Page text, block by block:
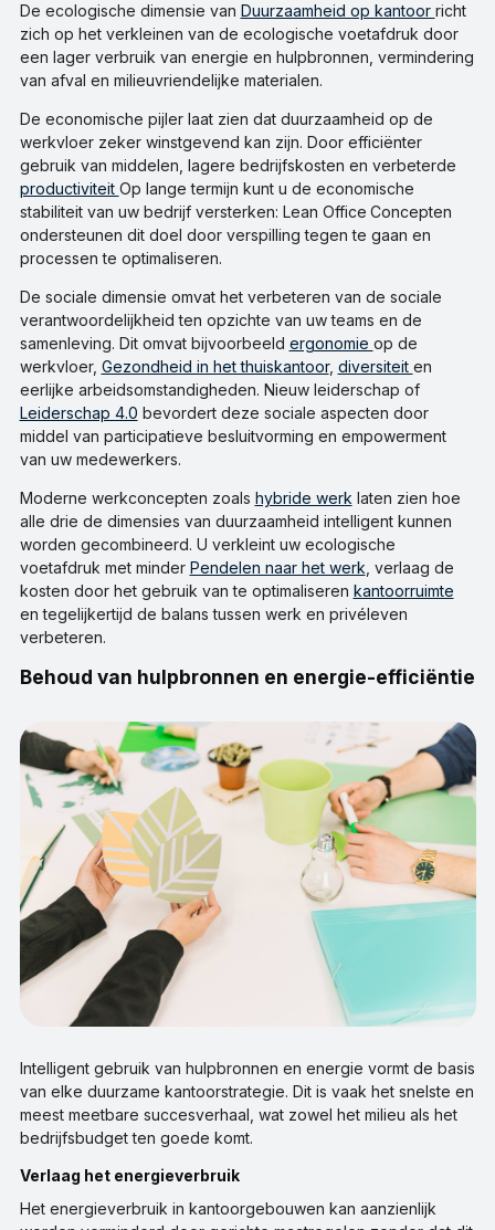
De ecologische dimensie van Duurzaamheid op kantoor richt
zich op het verkleinen van de ecologische voetafdruk door
een lager verbruik van energie en hulpbronnen, vermindering
van afval en milieuvriendelijke materialen.
De economische pijler laat zien dat duurzaamheid op de
werkvloer zeker winstgevend kan zijn. Door efficiënter
gebruik van middelen, lagere bedrijfskosten en verbeterde
productiviteit Op lange termijn kunt u de economische
stabiliteit van uw bedrijf versterken: Lean Office Concepten
ondersteunen dit doel door verspilling tegen te gaan en
processen te optimaliseren.
De sociale dimensie omvat het verbeteren van de sociale
verantwoordelijkheid ten opzichte van uw teams en de
samenleving. Dit omvat bijvoorbeeld ergonomie op de
werkvloer, Gezondheid in het thuiskantoor, diversiteit en
eerlijke arbeidsomstandigheden. Nieuw leiderschap of
Leiderschap 4.0 bevordert deze sociale aspecten door
middel van participatieve besluitvorming en empowerment
van uw medewerkers.
Moderne werkconcepten zoals hybride werk laten zien hoe
alle drie de dimensies van duurzaamheid intelligent kunnen
worden gecombineerd. U verkleint uw ecologische
voetafdruk met minder Pendelen naar het werk , verlaag de
kosten door het gebruik van te optimaliseren kantoorruimte
en tegelijkertijd de balans tussen werk en privéleven
verbeteren.
Behoud van hulpbronnen en energie-efficiëntie
Intelligent gebruik van hulpbronnen en energie vormt de basis
van elke duurzame kantoorstrategie. Dit is vaak het snelste en
meest meetbare succesverhaal, wat zowel het milieu als het
bedrijfsbudget ten goede komt.
Verlaag het energieverbruik
Het energieverbruik in kantoorgebouwen kan aanzienlijk